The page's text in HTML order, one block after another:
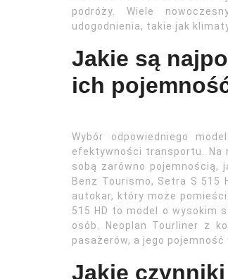
podróży. Wiele
udogodnienia, takie jak
Jakie są
ich
Wybór odpowiedniego
efektywności transportu. Na
sobą zarówno pojemnością,
Benz Tourismo, Setra S 515
autokar, który może
515 HD to model o wysokim
osób. Neoplan Tourliner z
pasażerów, a jego
Jakie